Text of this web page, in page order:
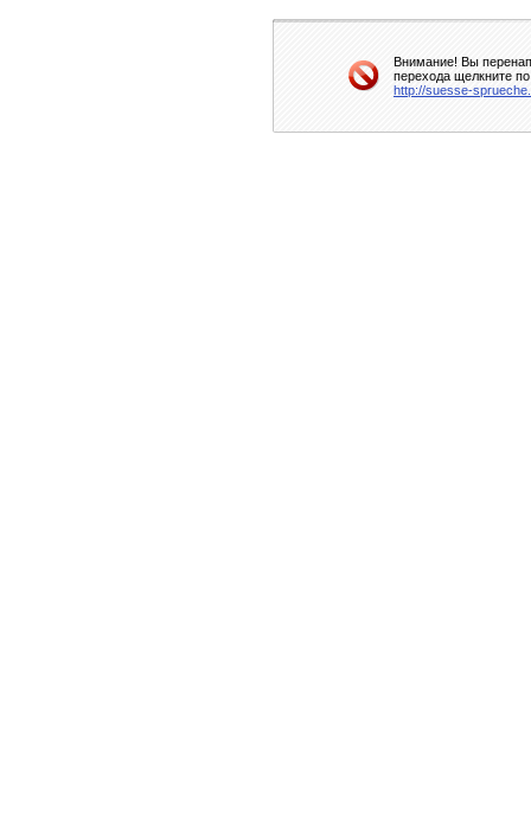
Внимание! Вы
перехода щелкните
http://suesse-